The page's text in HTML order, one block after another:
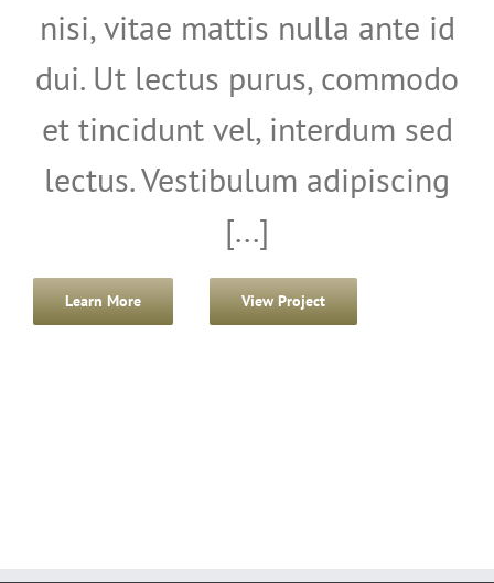
nisi, vitae mattis nulla ante id
dui. Ut lectus purus, commodo
et tincidunt vel, interdum sed
lectus. Vestibulum adipiscing
[...]
Learn More View Project